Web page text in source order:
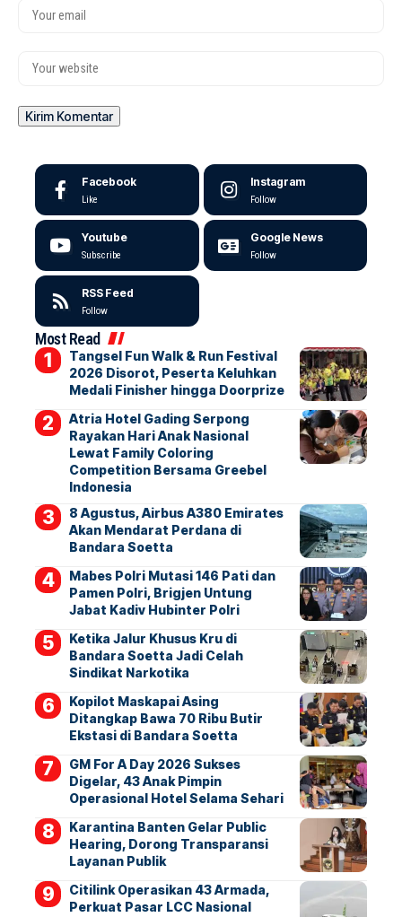
Facebook
Like
Instagram
Follow
Youtube
Subscribe
Google News
Follow
RSS Feed
Follow
Most Read
Tangsel Fun Walk & Run Festival
2026 Disorot, Peserta Keluhkan
Medali Finisher hingga Doorprize
Atria Hotel Gading Serpong
Rayakan Hari Anak Nasional
Lewat Family Coloring
Competition Bersama Greebel
Indonesia
8 Agustus, Airbus A380 Emirates
Akan Mendarat Perdana di
Bandara Soetta
Mabes Polri Mutasi 146 Pati dan
Pamen Polri, Brigjen Untung
Jabat Kadiv Hubinter Polri
Ketika Jalur Khusus Kru di
Bandara Soetta Jadi Celah
Sindikat Narkotika
Kopilot Maskapai Asing
Ditangkap Bawa 70 Ribu Butir
Ekstasi di Bandara Soetta
GM For A Day 2026 Sukses
Digelar, 43 Anak Pimpin
Operasional Hotel Selama Sehari
Karantina Banten Gelar Public
Hearing, Dorong Transparansi
Layanan Publik
Citilink Operasikan 43 Armada,
Perkuat Pasar LCC Nasional